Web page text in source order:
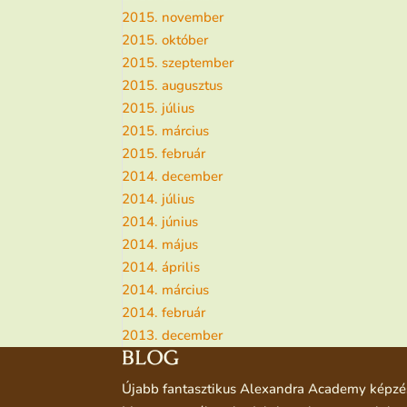
2015. november
2015. október
2015. szeptember
2015. augusztus
2015. július
2015. március
2015. február
2014. december
2014. július
2014. június
2014. május
2014. április
2014. március
2014. február
2013. december
BLOG
Újabb fantasztikus Alexandra Academy